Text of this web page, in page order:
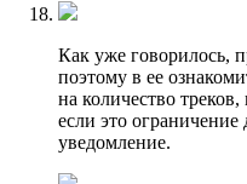
Как уже говорилось,
поэтому в ее
на количество
если это ограничение
уведомление.